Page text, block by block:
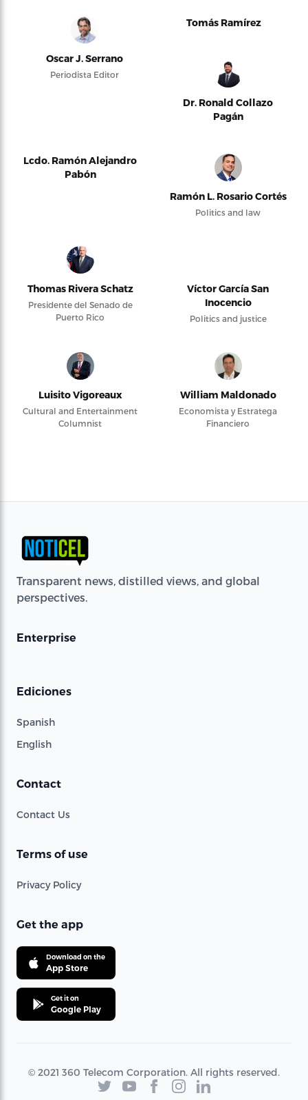
Oscar J. Serrano
Periodista Editor
Tomás Ramírez
Dr. Ronald Collazo
Pagán
Lcdo. Ramón Alejandro
Pabón
Ramón L. Rosario Cortés
Politics and law
Thomas Rivera Schatz
Presidente del Senado de
Puerto Rico
Víctor García San
Inocencio
Politics and justice
Luisito Vigoreaux
Cultural and Entertainment
Columnist
William Maldonado
Economista y Estratega
Financiero
Transparent news, distilled views, and global
perspectives.
Enterprise
Ediciones
Spanish
English
Contact
Contact Us
Terms of use
Privacy Policy
Get the app
Download on the
App Store
Get it on
Google Play
© 2021 360 Telecom Corporation. All rights reserved.